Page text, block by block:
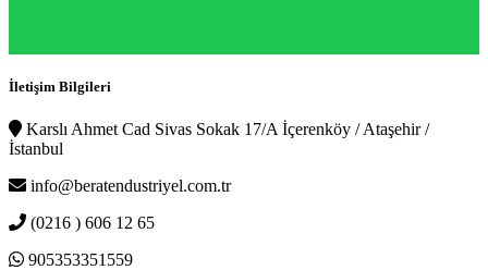
İletişim Bilgileri
Karslı Ahmet Cad Sivas Sokak 17/A İçerenköy / Ataşehir /
İstanbul
info@beratendustriyel.com.tr
(0216 ) 606 12 65
905353351559